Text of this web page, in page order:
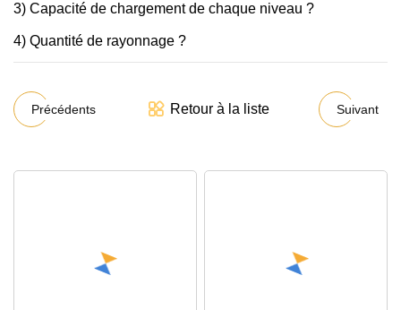
3) Capacité de chargement de chaque niveau ?
4) Quantité de rayonnage ?
Précédents Retour à la liste Suivant